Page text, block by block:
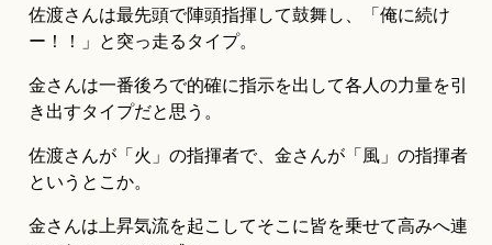
佐渡さんは最先頭で陣頭指揮して鼓舞し、「俺に続け
ー！！」と突っ走るタイプ。
金さんは一番後ろで的確に指示を出して各人の力量を引
き出すタイプだと思う。
佐渡さんが「火」の指揮者で、金さんが「風」の指揮者
というとこか。
金さんは上昇気流を起こしてそこに皆を乗せて高みへ連